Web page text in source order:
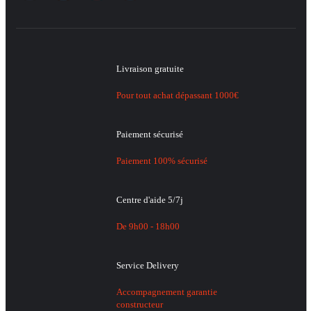
Livraison gratuite
Pour tout achat dépassant 1000€
Paiement sécurisé
Paiement 100% sécurisé
Centre d'aide 5/7j
De 9h00 - 18h00
Service Delivery
Accompagnement garantie
constructeur